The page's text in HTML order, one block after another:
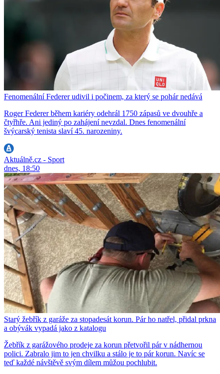
Fenomenální Federer udivil i počinem, za který se pohár nedává
Roger Federer během kariéry odehrál 1750 zápasů ve dvouhře a
čtyřhře. Ani jediný po zahájení nevzdal. Dnes fenomenální
švýcarský tenista slaví 45. narozeniny.
Aktuálně.cz - Sport
dnes, 18:50
Starý žebřík z garáže za stopadesát korun. Pár ho natřel, přidal prkna
a obývák vypadá jako z katalogu
Žebřík z garážového prodeje za korun přetvořil pár v nádhernou
polici. Zabralo jim to jen chvilku a stálo je to pár korun. Navíc se
teď každé návštěvě svým dílem můžou pochlubit.